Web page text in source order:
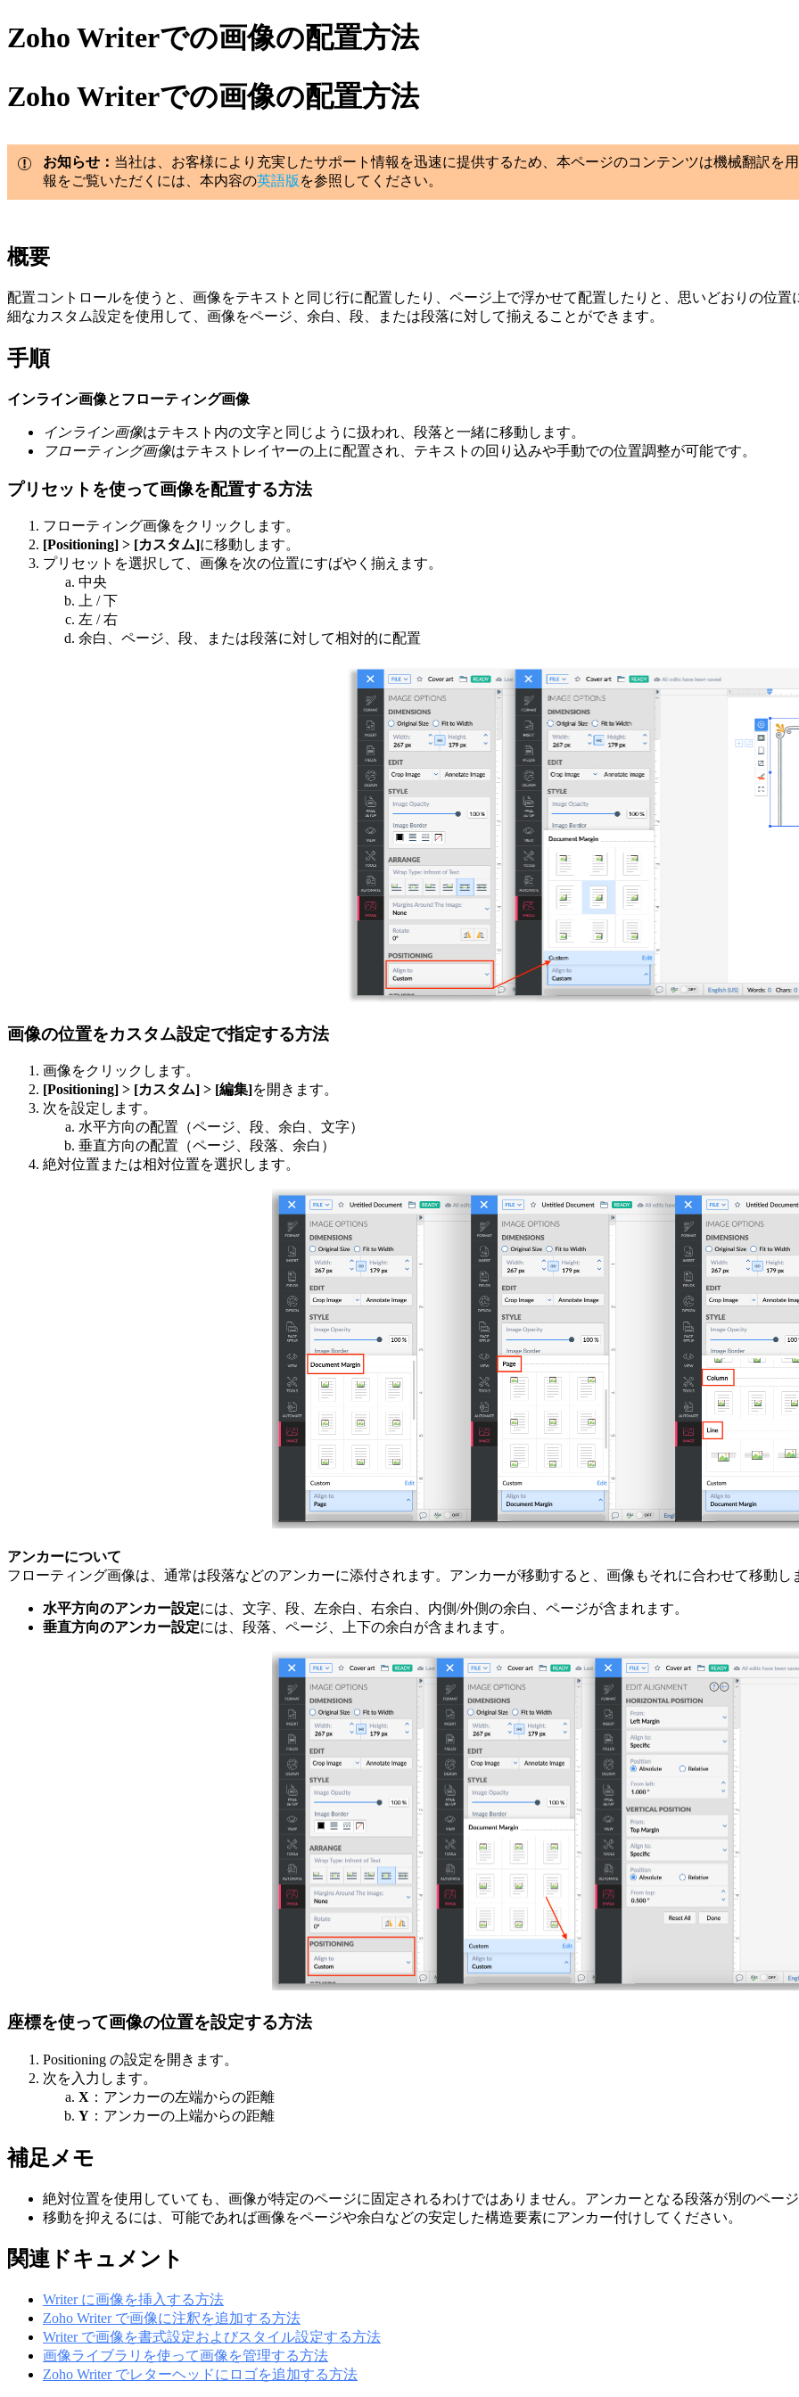
Zoho Writerでの画像の配置方法
Zoho Writerでの画像の配置方法
お知らせ： 当社は、お客様により充実したサポート情報を迅速に提供するため、本ページのコンテンツは機械翻訳を
報をご覧いただくには、本内容の英語版 を参照してください。
概要
配置コントロールを使うと、画像をテキストと同じ行に配置したり、ページ上で浮かせて配置したりと、思いどおりの位
細なカスタム設定を使用して、画像をページ、余白、段、または段落に対して揃えることができます。
手順
インライン画像とフローティング画像
インライン画像はテキスト内の文字と同じように扱われ、段落と一緒に移動します。
フローティング画像はテキストレイヤーの上に配置され、テキストの回り込みや手動での位置調整が可能です。
プリセットを使って画像を配置する方法
フローティング画像をクリックします。
[Positioning] > [カスタム]に移動します。
プリセットを選択して、画像を次の位置にすばやく揃えます。
中央
上 / 下
左 / 右
余白、ページ、段、または段落に対して相対的に配置
画像の位置をカスタム設定で指定する方法
画像をクリックします。
[Positioning] > [カスタム] > [編集]を開きます。
次を設定します。
水平方向の配置（ページ、段、余白、文字）
垂直方向の配置（ページ、段落、余白）
絶対位置または相対位置を選択します。
アンカーについて
フローティング画像は、通常は段落などのアンカーに添付されます。アンカーが移動すると、画像もそれに合わせて移動し
水平方向のアンカー設定には、文字、段、左余白、右余白、内側/外側の余白、ページが含まれます。
垂直方向のアンカー設定には、段落、ページ、上下の余白が含まれます。
座標を使って画像の位置を設定する方法
Positioning の設定を開きます。
次を入力します。
X ：アンカーの左端からの距離
Y ：アンカーの上端からの距離
補足メモ
絶対位置を使用していても、画像が特定のページに固定されるわけではありません。アンカーとなる段落が別のペー
移動を抑えるには、可能であれば画像をページや余白などの安定した構造要素にアンカー付けしてください。
関連ドキュメント
Writer に画像を挿入する方法
Zoho Writer で画像に注釈を追加する方法
Writer で画像を書式設定およびスタイル設定する方法
画像ライブラリを使って画像を管理する方法
Zoho Writer でレターヘッドにロゴを追加する方法